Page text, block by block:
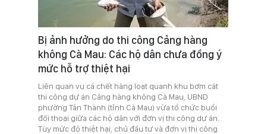
Bị ảnh hưởng do thi công Cảng hàng
không Cà Mau: Các hộ dân chưa đồng ý
mức hỗ trợ thiệt hại
Liên quan vụ cá chết hàng loạt quanh khu bơm cát
thi công dự án Cảng hàng không Cà Mau, UBND
phường Tân Thành (tỉnh Cà Mau) vừa tổ chức buổi
đối thoại giữa các hộ dân với đơn vị thi công dự án.
Tùy mức độ thiệt hại, chủ đầu tư và đơn vị thi công